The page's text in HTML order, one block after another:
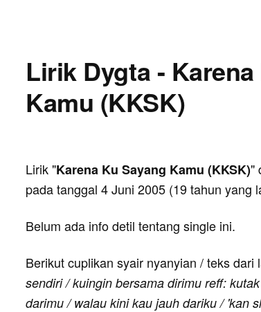
Lirik Dygta -
Kamu (KKSK)
Lirik "Karena Ku Sayang Kamu (KKSK)"
pada tanggal 4 Juni 2005 (19 tahun yang
Belum ada info detil tentang single ini.
Berikut cuplikan syair nyanyian / teks dari
sendiri / kuingin bersama dirimu reff:
darimu / walau kini kau jauh dariku / 'kan